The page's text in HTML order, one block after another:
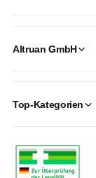
Altruan GmbH
Top-Kategorien